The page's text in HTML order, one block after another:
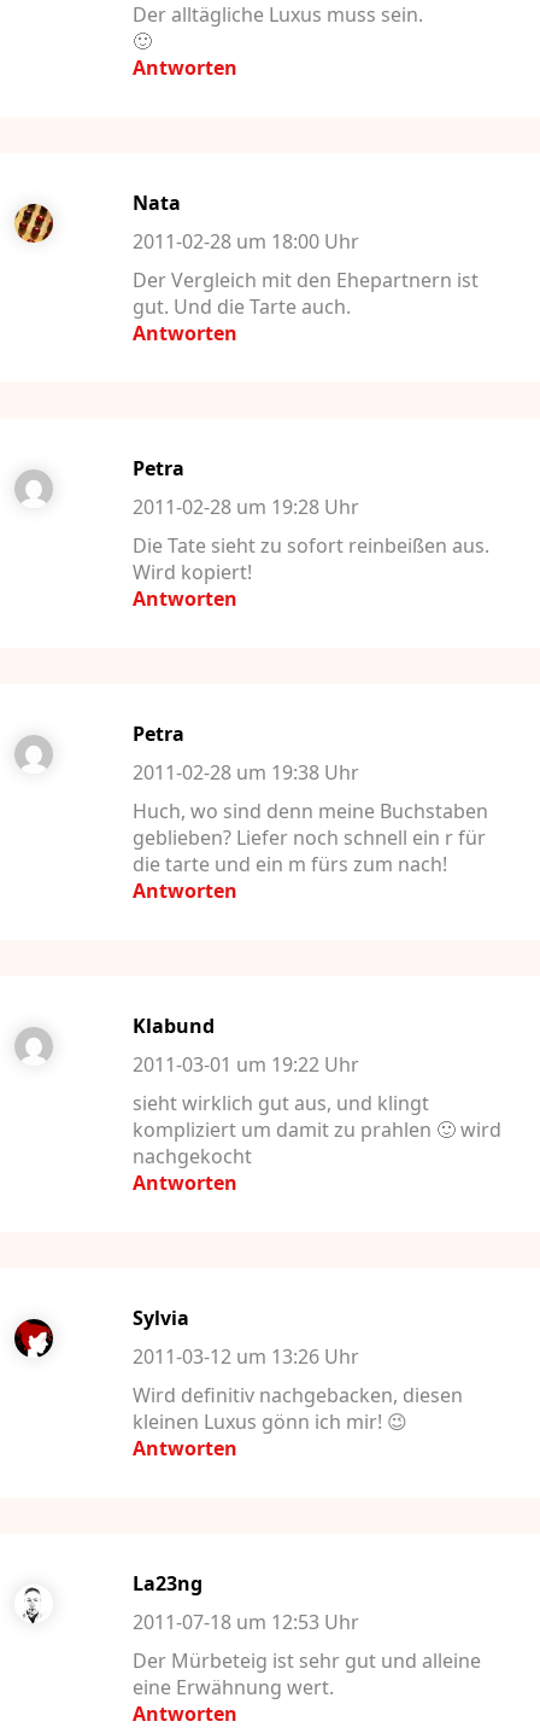
Der alltägliche Luxus muss sein.
🙂
Antworten
Nata
2011-02-28 um 18:00 Uhr
Der Vergleich mit den Ehepartnern ist
gut. Und die Tarte auch.
Antworten
Petra
2011-02-28 um 19:28 Uhr
Die Tate sieht zu sofort reinbeißen aus.
Wird kopiert!
Antworten
Petra
2011-02-28 um 19:38 Uhr
Huch, wo sind denn meine Buchstaben
geblieben? Liefer noch schnell ein r für
die tarte und ein m fürs zum nach!
Antworten
Klabund
2011-03-01 um 19:22 Uhr
sieht wirklich gut aus, und klingt
kompliziert um damit zu prahlen 🙂 wird
nachgekocht
Antworten
Sylvia
2011-03-12 um 13:26 Uhr
Wird definitiv nachgebacken, diesen
kleinen Luxus gönn ich mir! 😉
Antworten
La23ng
2011-07-18 um 12:53 Uhr
Der Mürbeteig ist sehr gut und alleine
eine Erwähnung wert.
Antworten